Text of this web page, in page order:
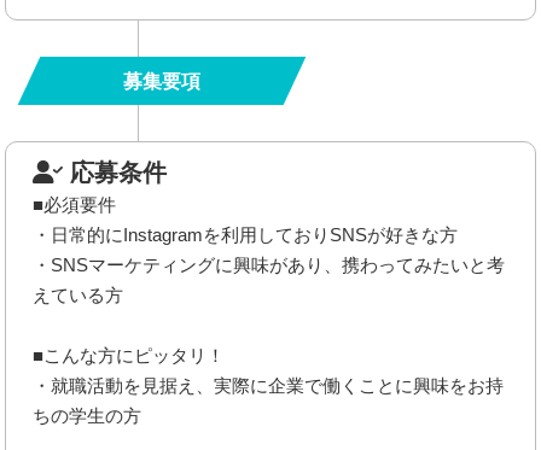
募集要項
応募条件
■必須要件
・日常的にInstagramを利用しておりSNSが好きな方
・SNSマーケティングに興味があり、携わってみたいと考
えている方
■こんな方にピッタリ！
・就職活動を見据え、実際に企業で働くことに興味をお持
ちの学生の方